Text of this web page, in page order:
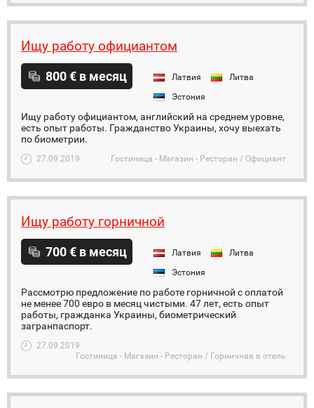
Ищу работу официантом
800 € в месяц Латвия
Литва
Эстония
Ищу работу официантом, английский на среднем уровне,
есть опыт работы. Гражданство Украины, хочу выехать
по биометрии.
27.09.2019 Гостиница - Магазин - Ресторан / Официант
Ищу работу горничной
700 € в месяц Латвия
Литва
Эстония
Рассмотрю предложение по работе горничной с оплатой
не менее 700 евро в месяц чистыми. 47 лет, есть опыт
работы, гражданка Украины, биометрический
загранпаспорт.
27.09.2019
Гостиница - Магазин - Ресторан / Горничная в отель